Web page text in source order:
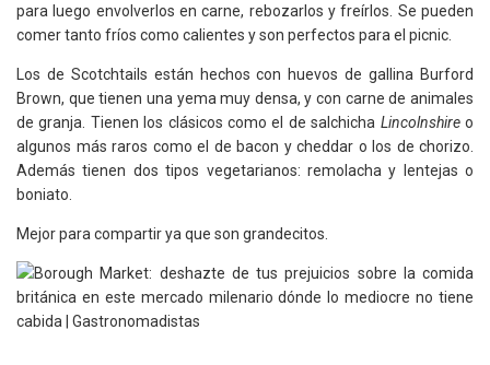
para luego envolverlos en carne, rebozarlos y freírlos. Se pueden
comer tanto fríos como calientes y son perfectos para el picnic.
Los de Scotchtails están hechos con huevos de gallina Burford
Brown, que tienen una yema muy densa, y con carne de animales
de granja. Tienen los clásicos como el de salchicha Lincolnshireo
algunos más raros como el de bacon y cheddar o los de chorizo.
Además tienen dos tipos vegetarianos: remolacha y lentejas o
boniato.
Mejor para compartir ya que son grandecitos.